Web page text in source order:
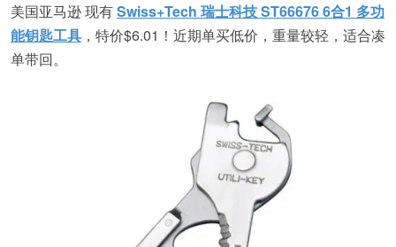
美国亚马逊 现有Swiss+Tech 瑞士科技 ST66676 6合1 多功
能钥匙工具 ，特价$6.01！近期单买低价，重量较轻，适合凑
单带回。